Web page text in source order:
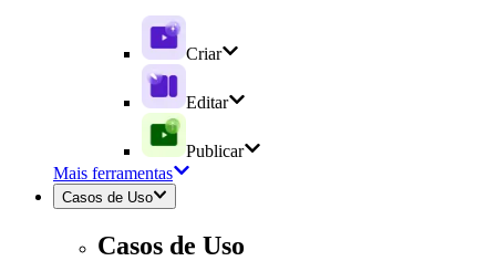
Criar
Editar
Publicar
Mais ferramentas
Casos de Uso
Casos de Uso